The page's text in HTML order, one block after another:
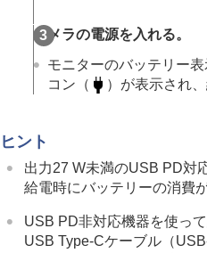
カメラの電源を入れる。
モニターのバッテリー
コン（
）が表示され
ヒント
出力27 W未満のUSB PD対
給電時にバッテリーの消費
USB PD非対応機器を使っ
USB Type-Cケーブル（